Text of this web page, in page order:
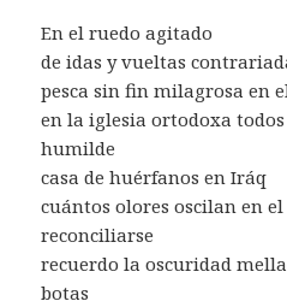
En el ruedo agitado
de idas y vueltas
pesca sin fin milagrosa en
en la iglesia ortodoxa todos
humilde
casa de huérfanos en Iráq
cuántos olores oscilan en
reconciliarse
recuerdo la oscuridad
botas